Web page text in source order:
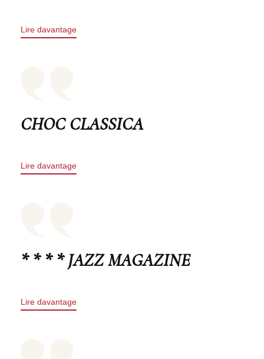
Lire davantage
CHOC CLASSICA
Lire davantage
* * * * JAZZ MAGAZINE
Lire davantage